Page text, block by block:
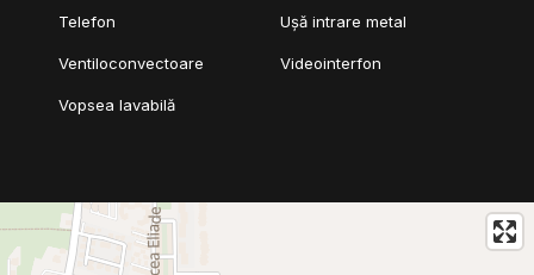
Telefon Ușă intrare metal
Ventiloconvectoare Videointerfon
Vopsea lavabilă